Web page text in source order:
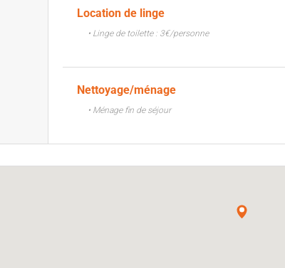
Location de linge
• Linge de toilette : 3€/personne
Nettoyage/ménage
• Ménage fin de séjour